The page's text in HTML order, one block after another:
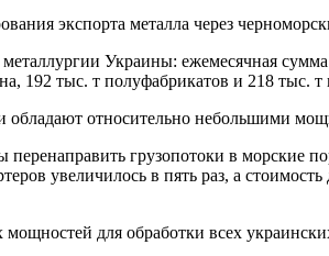
экспорта металла через
Украины: ежемесячная
192 тыс. т полуфабрикатов и 218 тыс.
обладают относительно небольшими
перенаправить грузопотоки в
увеличилось в пять раз, а
для обработки всех